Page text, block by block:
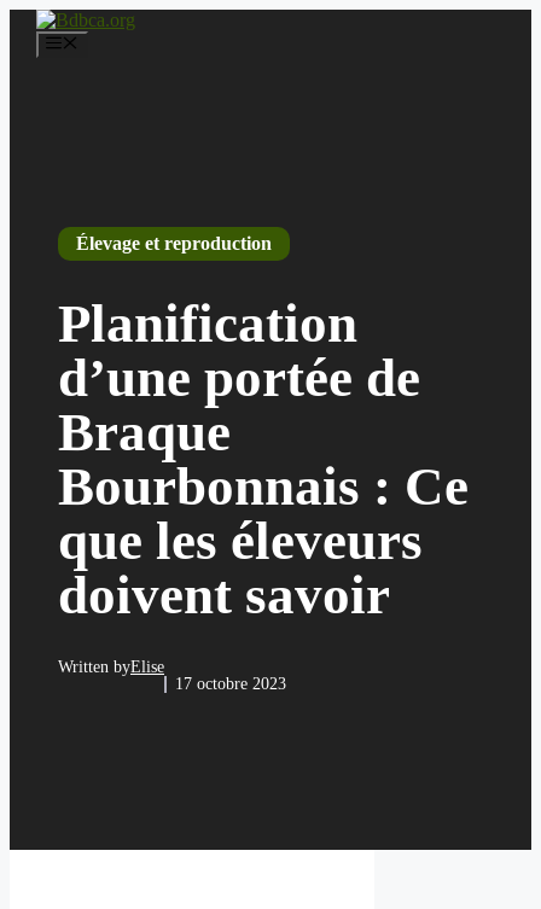
contenu
Élevage et reproduction
Planification
d’une portée de
Braque
Bourbonnais : Ce
que les éleveurs
doivent savoir
Written byElise
17 octobre 2023